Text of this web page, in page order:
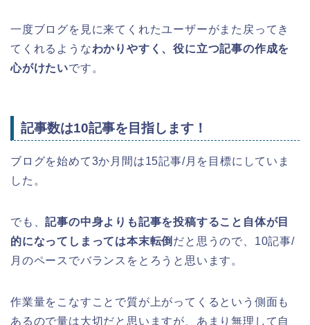
一度ブログを見に来てくれたユーザーがまた戻ってき
てくれるようなわかりやすく、役に立つ記事の作成を
心がけたいです。
記事数は10記事を目指します！
ブログを始めて3か月間は15記事/月を目標にしていま
した。
でも、記事の中身よりも記事を投稿すること自体が目
的になってしまっては本末転倒 だと思うので、10記事/
月のペースでバランスをとろうと思います。
作業量をこなすことで質が上がってくるという側面も
あるので量は大切だと思いますが、あまり無理して自